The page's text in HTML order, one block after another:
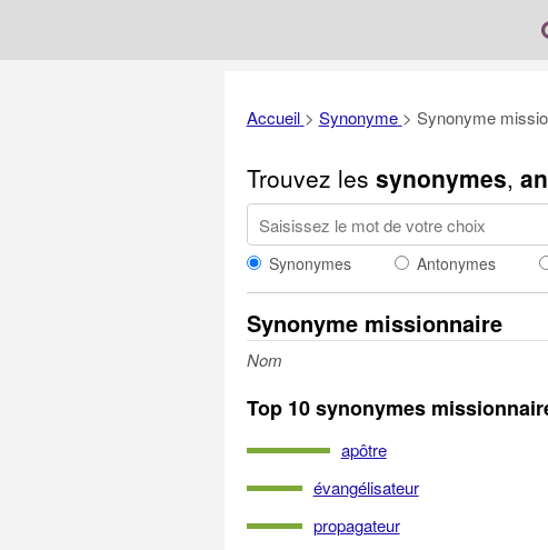
Accueil > Synonyme > Synonyme
Trouvez les synonymes,
Synonymes Antonymes
Synonyme missionnaire
Nom
Top 10 synonymes
apôtre
évangélisateur
propagateur